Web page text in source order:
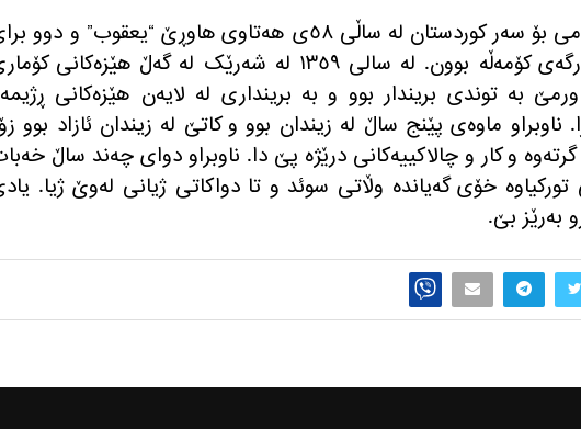
لە ساڵی ٥٨ی هه‌تاوی ھاوڕێ
“یعقوب” و دوو
كۆمه‌ڵه‌ بوون.
لە سالی ١٣٥٩ لە شەرێک لە گەڵ ھێزەکانی
بە توندی بریندار بوو و بە برینداری له‌ لایه‌ن هێزه‌كانی
. ناوبراو ماوەی پێنج ساڵ لە زیندان بوو و کاتێ لە زیندان ئازاد بوو
و كار و چالاكییه‌كانی درێژه‌ پێ دا. ناوبراو دوای چه‌ند ساڵ
خۆی گه‌یانده‌ وڵاتی سوئد و تا دواكاتی ژیانی له‌وێ ژیا.
بەرێز بێ.